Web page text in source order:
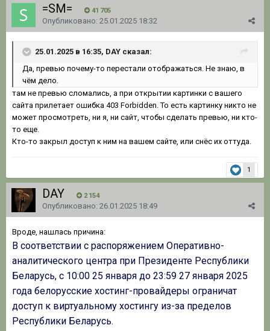
=SM= 41 705
Опубликовано: 25.01.2025 18:32
25.01.2025 в 16:35, DAY сказал:
Да, превью почему-то перестали отображаться. Не знаю, в
чём дело.
там не превью сломались, а при открытии картинки с вашего
сайта прилетает ошибка 403 Forbidden. То есть картинку никто не
может просмотреть, ни я, ни сайт, чтобы сделать превью, ни кто-
то еще.
Кто-то закрыл доступ к ним на вашем сайте, или снёс их оттуда.
1
DAY 2 154
Опубликовано: 26.01.2025 18:49
Вроде, нашлась причина:
В соответствии с распоряжением Оперативно-
аналитического центра при Президенте Республики
Беларусь, с 10:00 25 января до 23:59 27 января 2025
года белорусские хостинг-провайдеры ограничат
доступ к виртуальному хостингу из-за пределов
Республики Беларусь.